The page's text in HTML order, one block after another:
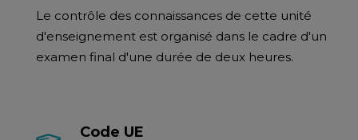
Le contrôle des connaissances de cette unité
d'enseignement est organisé dans le cadre d'un
examen final d'une durée de deux heures.
Code UE